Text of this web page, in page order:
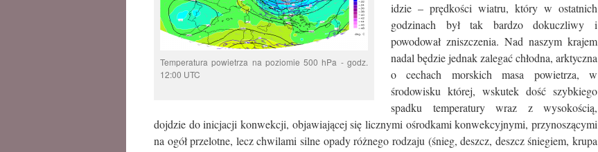
Temperatura powietrza na poziomie 500 hPa - godz.
12:00 UTC
idzie – prędkości wiatru, który w ostatnich
godzinach był tak bardzo dokuczliwy i
powodował zniszczenia. Nad naszym krajem
nadal będzie jednak zalegać chłodna, arktyczna
o cechach morskich masa powietrza, w
środowisku której, wskutek dość szybkiego
spadku temperatury wraz z wysokością,
dojdzie do inicjacji konwekcji, objawiającej się licznymi ośrodkami konwekcyjnymi, przynoszącymi
na ogół przelotne, lecz chwilami silne opady różnego rodzaju (śnieg, deszcz, deszcz śniegiem, krupa